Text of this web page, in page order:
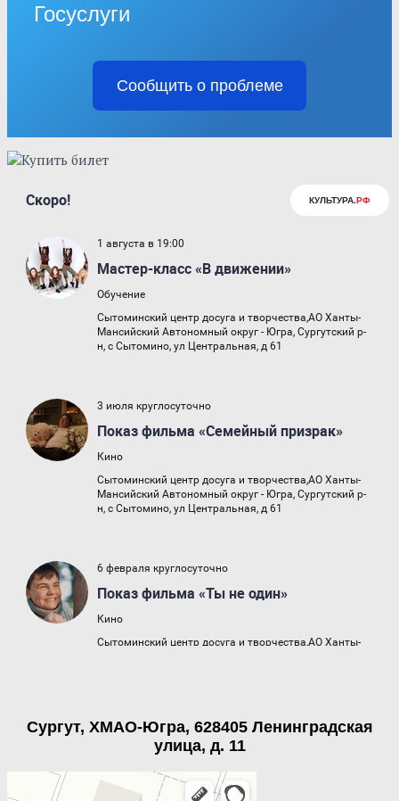
Госуслуги
Сообщить о проблеме
Сургут, ХМАО-Югра, 628405 Ленинградская
улица, д. 11